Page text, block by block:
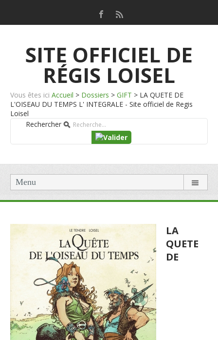
SITE OFFICIEL DE
RÉGIS LOISEL
Vous êtes ici Accueil > Dossiers > GIFT > LA QUETE DE
L'OISEAU DU TEMPS L' INTEGRALE - Site officiel de Regis
Loisel
Rechercher
Menu
LA
QUETE
DE